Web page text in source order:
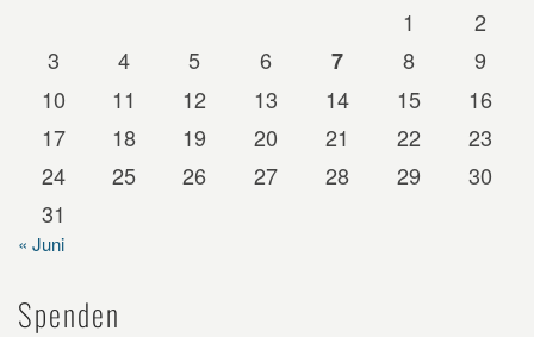
1
2
3
4 5 6 7 8
9
10
11 12 13 14 15
16
17
18 19 20 21 22
23
24
25 26 27 28 29
30
31
« Juni
Spenden